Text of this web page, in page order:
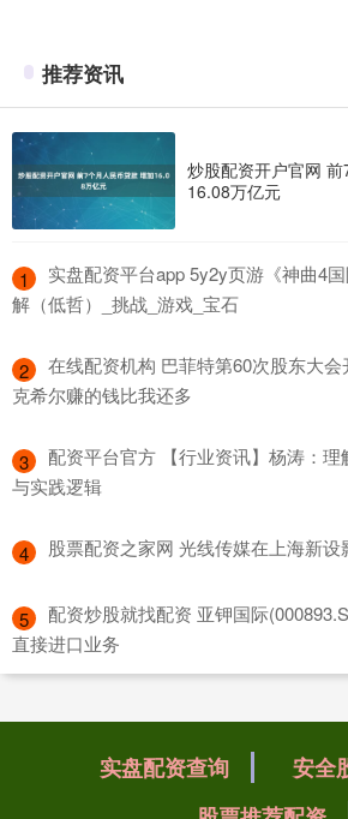
推荐资讯
炒股配资开户官网
16.08万亿元
1
实盘配资平台app 5y2y页游《神曲4
解（低哲）_挑战_游戏_宝石
2
在线配资机构 巴菲特第60次股东大
克希尔赚的钱比我还多
3
配资平台官方 【行业资讯】杨涛：
与实践逻辑
4 股票配资之家网 光线传媒在上海新设
5
配资炒股就找配资 亚钾国际
直接进口业务
实盘配资查询
安全